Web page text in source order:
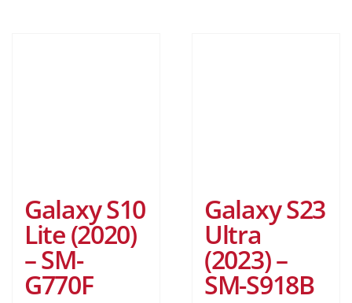
Galaxy S10
Lite (2020)
– SM-
G770F
Galaxy S23
Ultra
(2023) –
SM-S918B